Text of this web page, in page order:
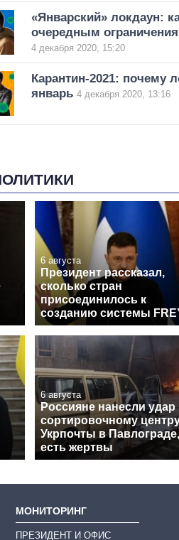
«Январский» локдаун:
очередным
4 декабря 2020, 15:20
Карантин-2021: почему
январь 4 декабря 2020, 13:16
6 августа
Президент рассказал,
сколько стран
присоединилось к
созданию системы
6 августа
Россияне нанесли удар
сортировочному
Укрпочты в Павлограде,
есть жертвы
МОНИТОРИНГ
ПРЕЗИДЕНТ И ОФИС